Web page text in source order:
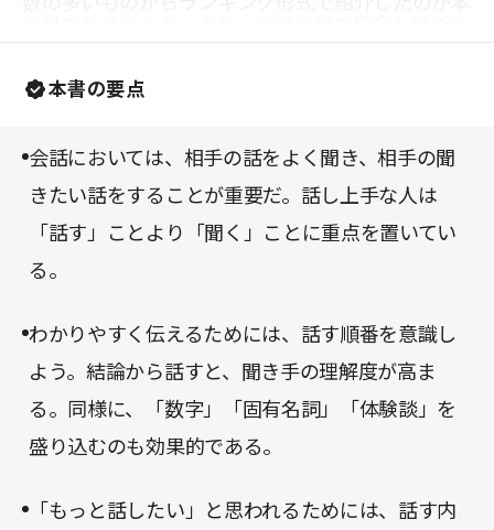
書である。堂々の1位に輝いた「会話は『相手』を
中心に」は、なんと100冊中70冊で言及されていた
すにあたっても大いに参考になるはずだ。ぜひ大ヒ
ポイントを1冊にまとめてみた。』とあわせてお読
本書の要点
会話においては、相手の話をよく聞き、相手の聞
きたい話をすることが重要だ。話し上手な人は
「話す」ことより「聞く」ことに重点を置いてい
る。
わかりやすく伝えるためには、話す順番を意識し
よう。結論から話すと、聞き手の理解度が高ま
る。同様に、「数字」「固有名詞」「体験談」を
盛り込むのも効果的である。
「もっと話したい」と思われるためには、話す内